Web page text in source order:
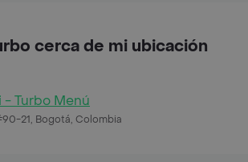
cerca de mi ubicación
- Turbo Menú
21, Bogotá, Colombia